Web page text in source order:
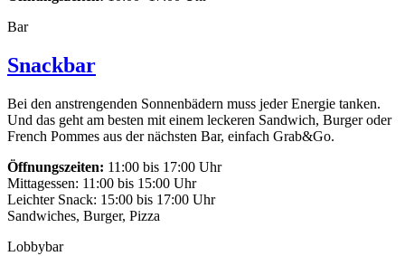
Bar
Snackbar
Bei den anstrengenden Sonnenbädern muss jeder Energie tanken.
Und das geht am besten mit einem leckeren Sandwich, Burger oder
French Pommes aus der nächsten Bar, einfach Grab&Go.
Öffnungszeiten: 11:00 bis 17:00 Uhr
Mittagessen: 11:00 bis 15:00 Uhr
Leichter Snack: 15:00 bis 17:00 Uhr
Sandwiches, Burger, Pizza
Lobbybar